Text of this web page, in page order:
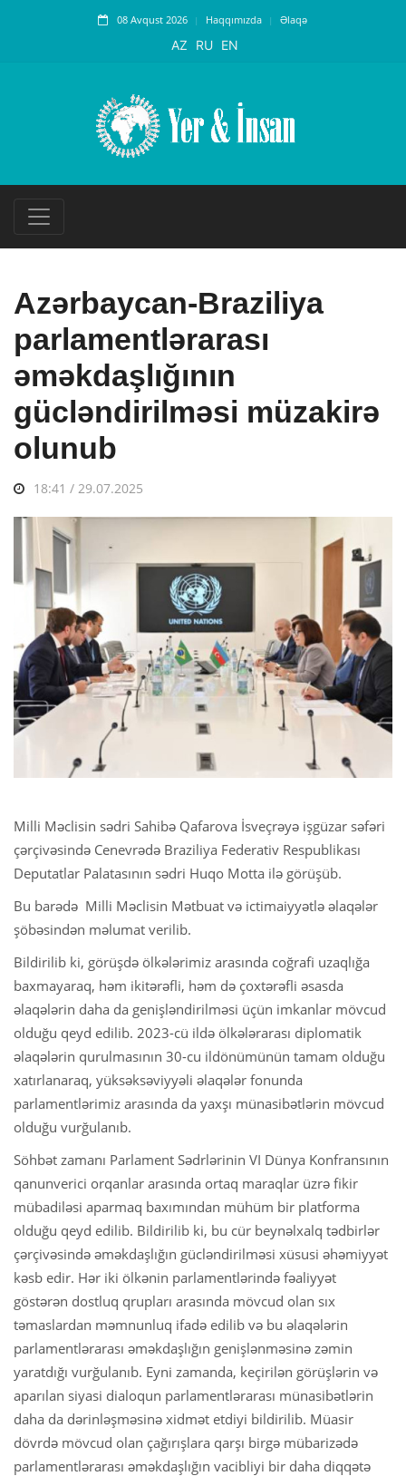
08 Avqust 2026 Haqqımızda Əlaqə
AZ RU EN
Azərbaycan-Braziliya
parlamentlərarası
əməkdaşlığının
gücləndirilməsi müzakirə
olunub
18:41 / 29.07.2025
Milli Məclisin sədri Sahibə Qafarova İsveçrəyə işgüzar səfəri
çərçivəsində Cenevrədə Braziliya Federativ Respublikası
Deputatlar Palatasının sədri Huqo Motta ilə görüşüb.
Bu barədə Milli Məclisin Mətbuat və ictimaiyyətlə əlaqələr
şöbəsindən məlumat verilib.
Bildirilib ki, görüşdə ölkələrimiz arasında coğrafi uzaqlığa
baxmayaraq, həm ikitərəfli, həm də çoxtərəfli əsasda
əlaqələrin daha da genişləndirilməsi üçün imkanlar mövcud
olduğu qeyd edilib. 2023-cü ildə ölkələrarası diplomatik
əlaqələrin qurulmasının 30-cu ildönümünün tamam olduğu
xatırlanaraq, yüksəksəviyyəli əlaqələr fonunda
parlamentlərimiz arasında da yaxşı münasibətlərin mövcud
olduğu vurğulanıb.
Söhbət zamanı Parlament Sədrlərinin VI Dünya Konfransının
qanunverici orqanlar arasında ortaq maraqlar üzrə fikir
mübadiləsi aparmaq baxımından mühüm bir platforma
olduğu qeyd edilib. Bildirilib ki, bu cür beynəlxalq tədbirlər
çərçivəsində əməkdaşlığın gücləndirilməsi xüsusi əhəmiyyət
kəsb edir. Hər iki ölkənin parlamentlərində fəaliyyət
göstərən dostluq qrupları arasında mövcud olan sıx
təmaslardan məmnunluq ifadə edilib və bu əlaqələrin
parlamentlərarası əməkdaşlığın genişlənməsinə zəmin
yaratdığı vurğulanıb. Eyni zamanda, keçirilən görüşlərin və
aparılan siyasi dialoqun parlamentlərarası münasibətlərin
daha da dərinləşməsinə xidmət etdiyi bildirilib. Müasir
dövrdə mövcud olan çağırışlara qarşı birgə mübarizədə
parlamentlərarası əməkdaşlığın vacibliyi bir daha diqqətə